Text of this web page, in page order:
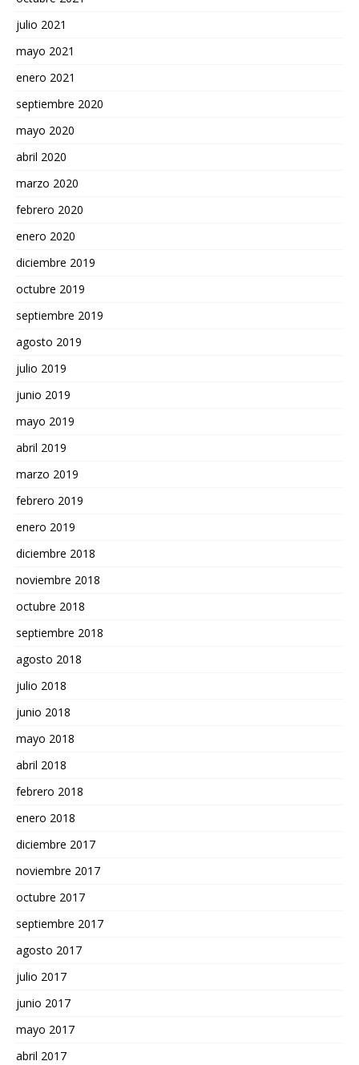
julio 2021
mayo 2021
enero 2021
septiembre 2020
mayo 2020
abril 2020
marzo 2020
febrero 2020
enero 2020
diciembre 2019
octubre 2019
septiembre 2019
agosto 2019
julio 2019
junio 2019
mayo 2019
abril 2019
marzo 2019
febrero 2019
enero 2019
diciembre 2018
noviembre 2018
octubre 2018
septiembre 2018
agosto 2018
julio 2018
junio 2018
mayo 2018
abril 2018
febrero 2018
enero 2018
diciembre 2017
noviembre 2017
octubre 2017
septiembre 2017
agosto 2017
julio 2017
junio 2017
mayo 2017
abril 2017